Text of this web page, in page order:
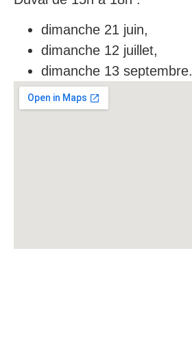
dimanche 21 juin,
dimanche 12 juillet,
dimanche 13 septembre.